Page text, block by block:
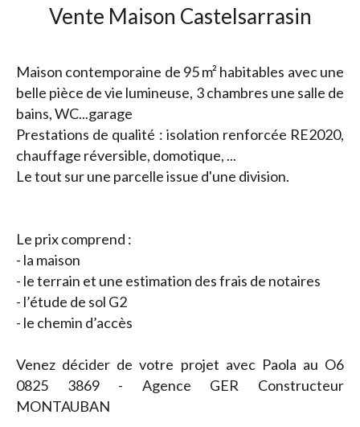
Vente Maison Castelsarrasin
Maison contemporaine de 95 m² habitables avec une
belle pièce de vie lumineuse, 3 chambres une salle de
bains, WC...garage
Prestations de qualité : isolation renforcée RE2020,
chauffage réversible, domotique, ...
Le tout sur une parcelle issue d'une division.
Le prix comprend :
- la maison
- le terrain et une estimation des frais de notaires
- l’étude de sol G2
- le chemin d’accès
Venez décider de votre projet avec Paola au O6
0825 3869 - Agence GER Constructeur
MONTAUBAN